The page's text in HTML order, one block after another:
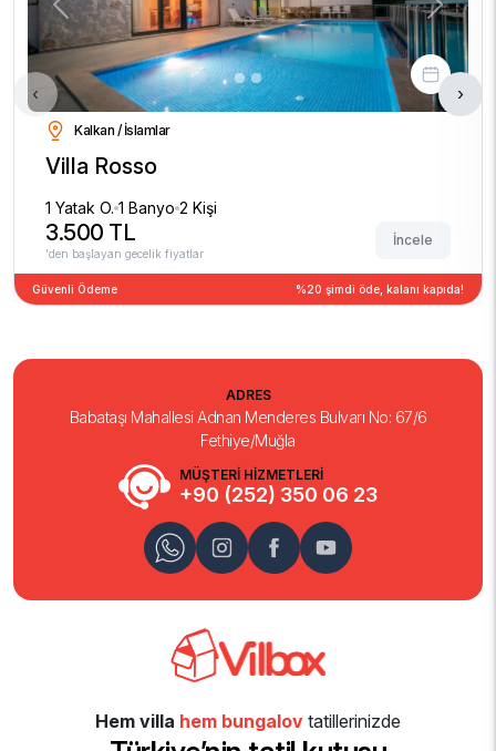
Previous Next
Kalkan / İslamlar
Villa Rosso
1 Yatak O. 1 Banyo 2 Kişi
3.500 TL
'den başlayan gecelik fiyatlar
İncele
Güvenli Ödeme %20 şimdi öde, kalanı kapıda!
‹ ›
MÜŞTERİ HİZMETLERİ
+90 (252) 350 06 23
ADRES
Babataşı Mahallesi Adnan Menderes Bulvarı No: 67/6
Fethiye/Muğla
Hem villa hem bungalov tatillerinizde